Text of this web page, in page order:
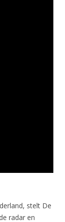
stelt De
radar en